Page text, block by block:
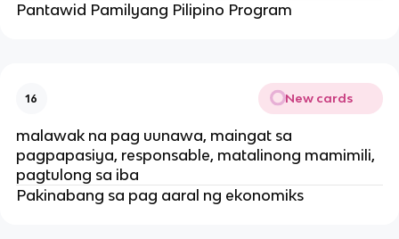
Pantawid Pamilyang Pilipino Program
16 New cards
malawak na pag uunawa, maingat sa
pagpapasiya, responsable, matalinong mamimili,
pagtulong sa iba
Pakinabang sa pag aaral ng ekonomiks